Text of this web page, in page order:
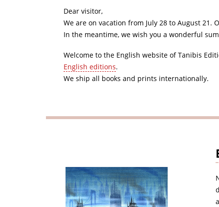
Dear visitor,
We are on vacation from July 28 to August
In the meantime, we wish you a wonderful
Welcome to the English website of Tanibis
English editions.
We ship all books and prints internationally.